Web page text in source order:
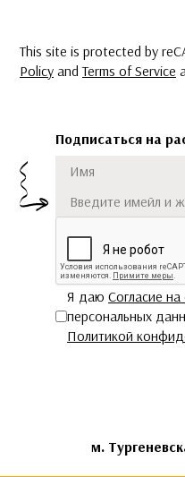
This site is protected by
Policy andTerms of Service
Подписаться на
Имя
Я даю Согласие
персональных
Политикой
Подписаться
м.